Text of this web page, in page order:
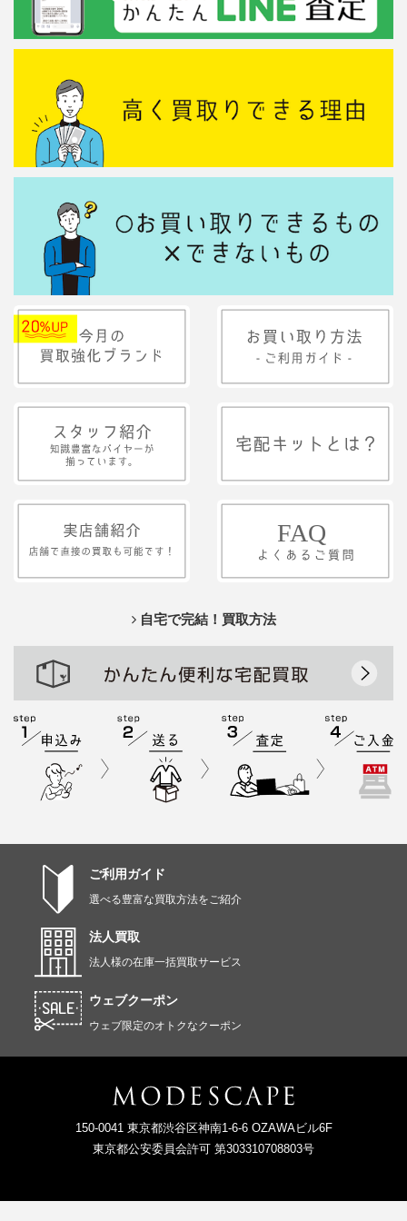
自宅で完結！買取方法
ご利用ガイド
選べる豊富な買取方法をご紹介
法人買取
法人様の在庫一括買取サービス
ウェブクーポン
ウェブ限定のオトクなクーポン
150-0041 東京都渋谷区神南1-6-6 OZAWAビル6F
東京都公安委員会許可 第303310708803号